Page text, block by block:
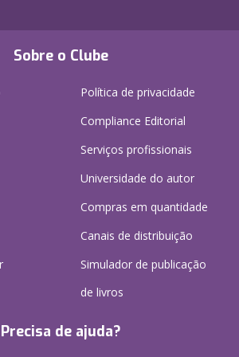
Sobre o Clube
Política de privacidade
Compliance Editorial
Serviços profissionais
Universidade do autor
Compras em quantidade
Canais de distribuição
Simulador de publicação
de livros
Precisa de ajuda?